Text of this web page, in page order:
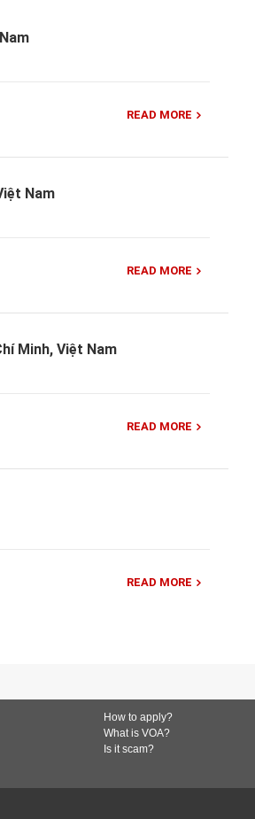
READ MORE
Nam
READ MORE
Minh, Việt Nam
READ MORE
READ MORE
How to apply?
What is VOA?
Is it scam?